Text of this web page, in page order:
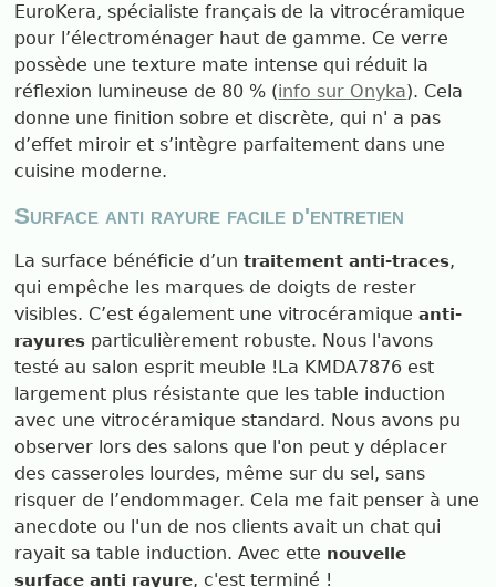
EuroKera, spécialiste français de la vitrocéramique
pour l’électroménager haut de gamme. Ce verre
possède une texture mate intense qui réduit la
réflexion lumineuse de 80 % (info sur Onyka). Cela
donne une finition sobre et discrète, qui n' a pas
d’effet miroir et s’intègre parfaitement dans une
cuisine moderne.
Surface anti rayure facile d'entretien
La surface bénéficie d’untraitement anti-traces,
qui empêche les marques de doigts de rester
visibles. C’est également une vitrocéramiqueanti-
rayures particulièrement robuste. Nous l'avons
testé au salon esprit meuble !La KMDA7876 est
largement plus résistante que les table induction
avec une vitrocéramique standard. Nous avons pu
observer lors des salons que l'on peut y déplacer
des casseroles lourdes, même sur du sel, sans
risquer de l’endommager. Cela me fait penser à une
anecdote ou l'un de nos clients avait un chat qui
rayait sa table induction. Avec ette nouvelle
surface anti rayure, c'est terminé !